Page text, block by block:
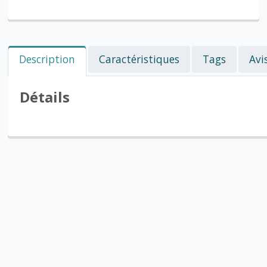
Description Caractéristiques Tags
Détails